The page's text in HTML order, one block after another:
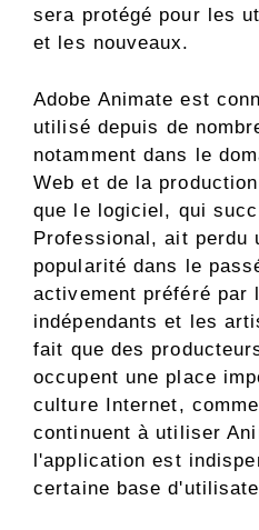
sera protégé pour les
et les nouveaux.
Adobe Animate est
utilisé depuis de
notamment dans le
Web et de la
que le logiciel, qui
Professional, ait perdu
popularité dans le
activement préféré par
indépendants et les
fait que des
occupent une place
culture Internet,
continuent à utiliser
l'application est
certaine base